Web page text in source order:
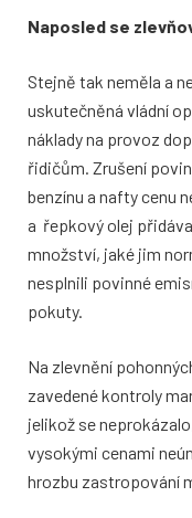
Naposled se
Stejně tak neměla a
uskutečněná vládní
náklady na provoz
řidičům. Zrušení
benzínu a nafty cenu
a řepkový olej
množství, jaké jim
nesplnili povinné
pokuty.
Na zlevnění
zavedené kontroly
jelikož se
vysokými cenami
hrozbu zastropování